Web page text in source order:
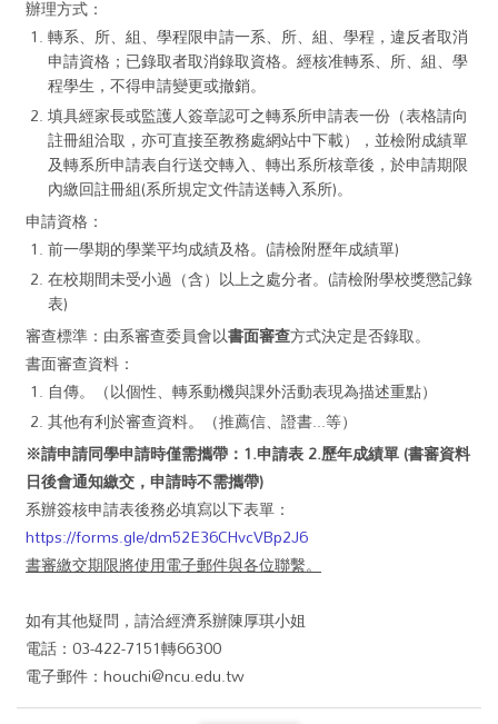
辦理方式：
轉系、所、組、學程限申請一系、所、組、學程，違反者取消
申請資格；已錄取者取消錄取資格。經核准轉系、所、組、學
程學生，不得申請變更或撤銷。
填具經家長或監護人簽章認可之轉系所申請表一份（表格請向
註冊組洽取，亦可直接至教務處網站中下載），並檢附成績單
及轉系所申請表自行送交轉入、轉出系所核章後，於申請期限
內繳回註冊組(系所規定文件請送轉入系所)。
申請資格：
前一學期的學業平均成績及格。(請檢附歷年成績單)
在校期間未受小過（含）以上之處分者。(請檢附學校獎懲記錄
表)
審查標準：由系審查委員會以書面審查方式決定是否錄取。
書面審查資料：
自傳。（以個性、轉系動機與課外活動表現為描述重點）
其他有利於審查資料。（推薦信、證書...等）
※請申請同學申請時僅需攜帶：1.申請表 2.歷年成績單 (書審資料
日後會通知繳交，申請時不需攜帶)
系辦簽核申請表後務必填寫以下表單：
https://forms.gle/dm52E36CHvcVBp2J6
書審繳交期限將使用電子郵件與各位聯繫。
如有其他疑問，請洽經濟系辦陳厚琪小姐
電話：03-422-7151轉66300
電子郵件：houchi@ncu.edu.tw